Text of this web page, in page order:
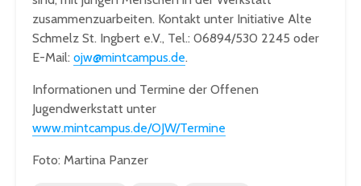
zusammenzuarbeiten. Kontakt unter Initiative Alte
Schmelz St. Ingbert e.V., Tel.: 06894/530 2245 oder
E-Mail: ojw@mintcampus.de.
Informationen und Termine der Offenen
Jugendwerkstatt unter
www.mintcampus.de/OJW/Termine
Foto: Martina Panzer